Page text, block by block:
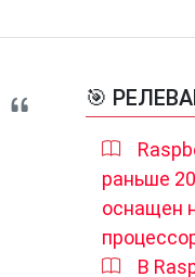
🎯
раньше
оснащен
В